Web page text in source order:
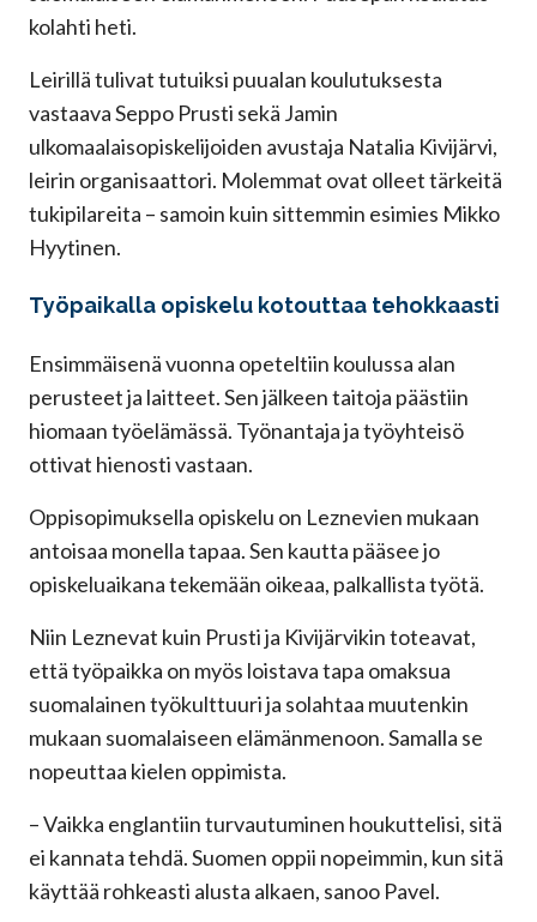
kolahti heti.
Leirillä tulivat tutuiksi puualan koulutuksesta
vastaava Seppo Prusti sekä Jamin
ulkomaalaisopiskelijoiden avustaja Natalia Kivijärvi,
leirin organisaattori. Molemmat ovat olleet tärkeitä
tukipilareita – samoin kuin sittemmin esimies Mikko
Hyytinen.
Työpaikalla opiskelu kotouttaa tehokkaasti
Ensimmäisenä vuonna opeteltiin koulussa alan
perusteet ja laitteet. Sen jälkeen taitoja päästiin
hiomaan työelämässä. Työnantaja ja työyhteisö
ottivat hienosti vastaan.
Oppisopimuksella opiskelu on Leznevien mukaan
antoisaa monella tapaa. Sen kautta pääsee jo
opiskeluaikana tekemään oikeaa, palkallista työtä.
Niin Leznevat kuin Prusti ja Kivijärvikin toteavat,
että työpaikka on myös loistava tapa omaksua
suomalainen työkulttuuri ja solahtaa muutenkin
mukaan suomalaiseen elämänmenoon. Samalla se
nopeuttaa kielen oppimista.
– Vaikka englantiin turvautuminen houkuttelisi, sitä
ei kannata tehdä. Suomen oppii nopeimmin, kun sitä
käyttää rohkeasti alusta alkaen, sanoo Pavel.